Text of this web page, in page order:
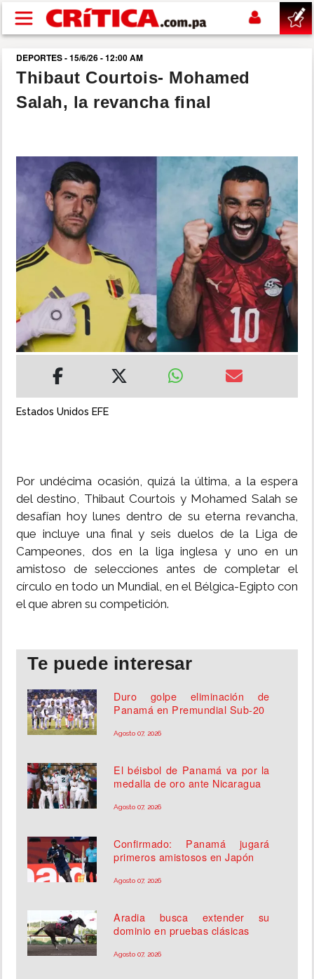
Pasar al contenido principal
buscar
SUCESOS
POLÍTICA
DEPORTES
MUNDO
INSÓLITAS
MULTIMEDIA
DEPORTES - 15/6/26 - 12:00 AM
Thibaut Courtois- Mohamed
Salah, la revancha final
Estados Unidos EFE
Por undécima ocasión, quizá la última, a la espera
del destino, Thibaut Courtois y Mohamed Salah se
desafían hoy lunes dentro de su eterna revancha,
que incluye una final y seis duelos de la Liga de
Campeones, dos en la liga inglesa y uno en un
amistoso de selecciones antes de completar el
círculo en todo un Mundial, en el Bélgica-Egipto con
el que abren su competición.
Te puede interesar
Duro golpe eliminación de
Panamá en Premundial Sub-20
Agosto 07, 2026
El béisbol de Panamá va por la
medalla de oro ante Nicaragua
Agosto 07, 2026
Confirmado: Panamá jugará
primeros amistosos en Japón
Agosto 07, 2026
Aradia busca extender su
dominio en pruebas clásicas
Agosto 07, 2026